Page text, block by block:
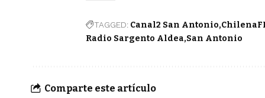
TAGGED: Canal2 San Antonio
Radio Sargento Aldea San Antonio
Comparte este artículo